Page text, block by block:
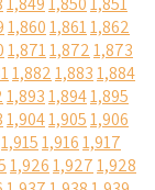
1,8601,8611,862
1,8711,8721,873
1,8821,8831,884
1,8931,8941,895
1,9041,9051,906
1,9151,9161,917
1,9261,9271,928